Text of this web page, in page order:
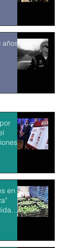
años
en